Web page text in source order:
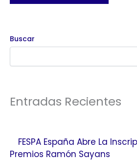
Buscar
Entradas Recientes
FESPA España Abre La
Premios Ramón Sayans